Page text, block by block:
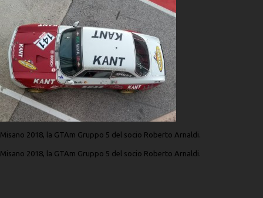
Misano 2018, la GTAm Gruppo 5 del socio Roberto Arnaldi.
Misano 2018, la GTAm Gruppo 5 del socio Roberto Arnaldi.